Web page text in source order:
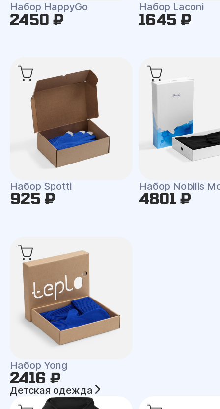
Набор HappyGo
2450 ₽
Набор Laconi
1645 ₽
Набор Spotti
925 ₽
Набор Nobilis
4801 ₽
Набор Yong
2416 ₽
Детская одежда